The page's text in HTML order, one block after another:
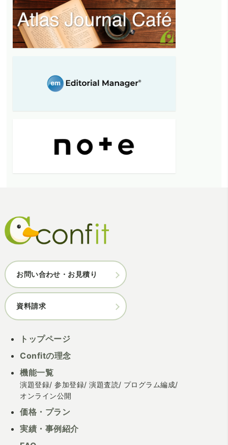
お問い合わせ・お見積り
資料請求
トップページ
Confitの理念
機能一覧
演題登録 参加登録 演題査読
プログラム編成
オンライン公開
価格・プラン
実績・事例紹介